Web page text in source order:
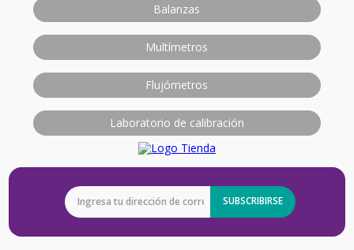
Balanzas
Multímetros
Flujómetros
Laboratorio de calibración
SUBSCRIBIRSE